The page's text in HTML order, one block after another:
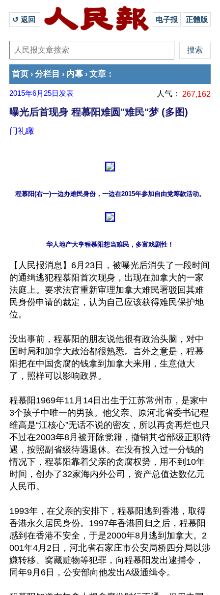
↺ 返回 电子报 正體版
首页 › 分栏目 › 内幕 › 文章 ：
2015年6月25日 发表 人气： 267,162
曝光后首现身 程慕阳难圆"难民"梦 (多图)
门礼瞰
程慕阳(右一)一边办难民身份，一边在2015年参加自由党筹款活动。
华人地产大亨程慕阳想当难民，多富戏剧性！
【人民报消息】6月23日，被曝光后消失了一段时间
的通缉逃犯程慕阳首次现身，出现在加拿大的一家
法庭上。要求法官重新审理加拿大难民署驳回其难
民身份申请的裁定，认为自己应该获得难民保护地
位。
没出事前，程慕阳的朋友说他很有政治头脑，对中
国时局和加拿大政治都很熟悉。言外之意是，程慕
阳把在中国贪腐的钱拿到加拿大来用，生意做大
了，照样可以影响政界。
程慕阳1969年11月14日出生于江苏常州市，是家中
3个孩子中唯一的男孩。他父亲、原河北省委书记程
维高是“江核心”无话不说的密友，所以再贪再烂也只
不过在2003年8月被开除党籍，撤销其省部级正职待
遇，按照副省级待遇退休。在没有投入过一分钱的
情况下，程慕阳靠着父亲的贪腐权势，用不到10年
时间，创办了32家海内外公司，资产总值达数亿元
人民币。
1993年，在父亲的安排下，程慕阳逃到香港，取得
香港永久居民身份。1997年香港回归之后，程慕阳
感到在香港不安全，于是2000年8月逃到加拿大。2
001年4月2日，河北省石家庄市公安局桥四分局以涉
嫌转移、窝藏赃物等犯罪，向程慕阳发出逮捕令，
同年9月6日，公安部向他发出A级通缉令。